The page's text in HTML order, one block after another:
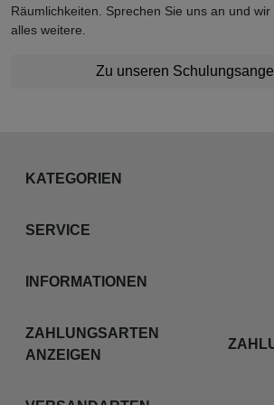
Räumlichkeiten. Sprechen Sie uns an und
alles weitere.
Zu unseren
KATEGORIEN
SERVICE
INFORMATIONEN
ZAHLUNGSARTEN
ANZEIGEN